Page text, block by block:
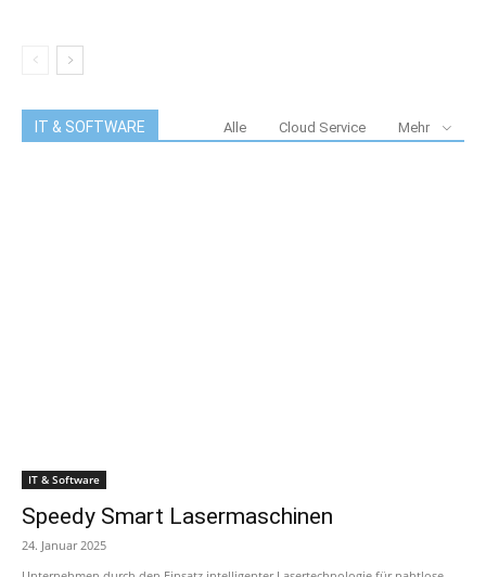
IT & SOFTWARE Alle Cloud Service Mehr
IT & Software
Speedy Smart Lasermaschinen
24. Januar 2025